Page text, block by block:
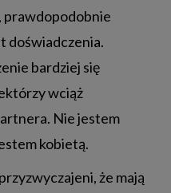
prawdopodobnie
doświadczenia.
bardziej się
wciąż
Nie jestem
kobietą.
że mają